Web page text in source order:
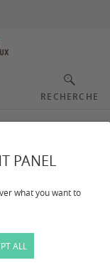
PANEL
what you want to
ALL
RECHERCHE